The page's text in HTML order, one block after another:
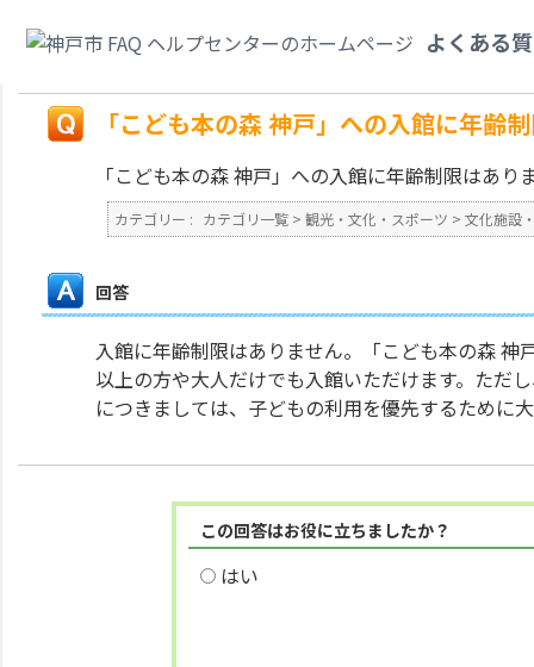
よくある
れますか？
「こども本の森 神戸」への入館に年齢
「こども本の森 神戸」への入館に年齢制限はあ
カテゴリー : カテゴリ一覧 > 観光・文化・スポーツ > 文化施設
回答
入館に年齢制限はありません。「こども本の森
以上の方や大人だけでも入館いただけます。ただ
につきましては、子どもの利用を優先するために
この回答はお役に立ちましたか？
はい